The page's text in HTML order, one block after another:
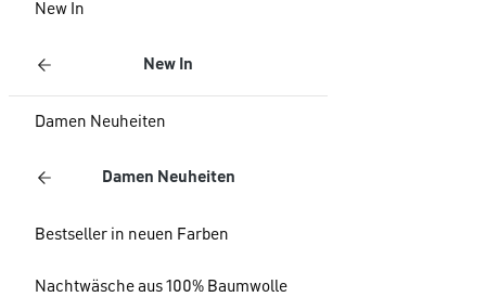
New In
New In
Damen Neuheiten
Damen Neuheiten
Bestseller in neuen Farben
Nachtwäsche aus 100% Baumwolle